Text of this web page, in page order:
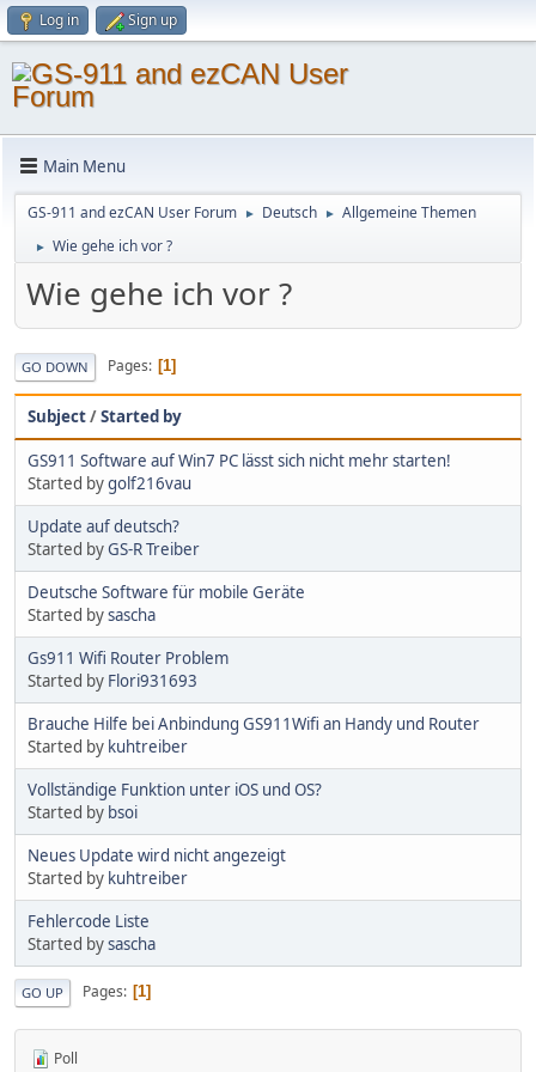
Log in Sign up
Main Menu
GS-911 and ezCAN User Forum ► Deutsch ► Allgemeine Themen
► Wie gehe ich vor ?
Wie gehe ich vor ?
GO DOWN Pages 1
Subject/Started by
GS911 Software auf Win7 PC lässt sich nicht mehr starten!
Started bygolf216vau
Update auf deutsch?
Started byGS-R Treiber
Deutsche Software für mobile Geräte
Started bysascha
Gs911 Wifi Router Problem
Started by Flori931693
Brauche Hilfe bei Anbindung GS911Wifi an Handy und Router
Started by kuhtreiber
Vollständige Funktion unter iOS und OS?
Started by bsoi
Neues Update wird nicht angezeigt
Started by kuhtreiber
Fehlercode Liste
Started bysascha
GO UP Pages 1
Poll